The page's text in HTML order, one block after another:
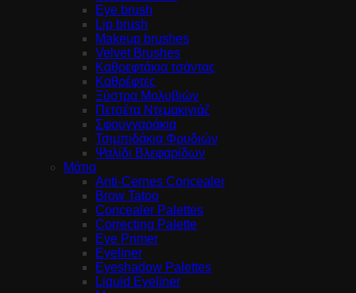
Eye brush
Lip brush
Makeup brushes
Velvet Brushes
Καθρεφτάκια τσάντας
Καθρέφτες
Ξύστρα Μολυβιών
Πετσέτα Ντεμακιγιάζ
Σφουγγαράκια
Τσιμπιδάκια Φρυδιών
Ψαλίδι Βλεφαρίδων
Μάτια
Anti-Cernes Concealer
Brow Tatoo
Concealer Palettes
Correcting Palette
Eye Primer
Eyeliner
Eyeshadow Palettes
Liquid Eyeliner